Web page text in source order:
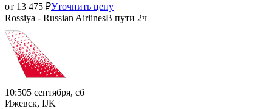
от 13 475 ₽Уточнить цену
Rossiya - Russian AirlinesВ пути 2ч
10:505 сентября, сб
Ижевск, IJK